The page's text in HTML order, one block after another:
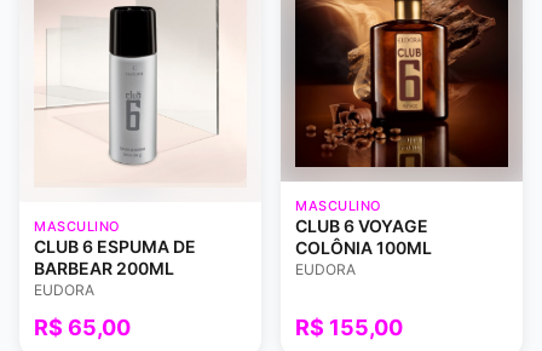
MASCULINO
CLUB 6 ESPUMA DE
BARBEAR 200ML
EUDORA
R$ 65,00
MASCULINO
CLUB 6 VOYAGE
COLÔNIA 100ML
EUDORA
R$ 155,00